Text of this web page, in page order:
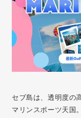
セブ島は、透明度の
マリンスポーツ天国。